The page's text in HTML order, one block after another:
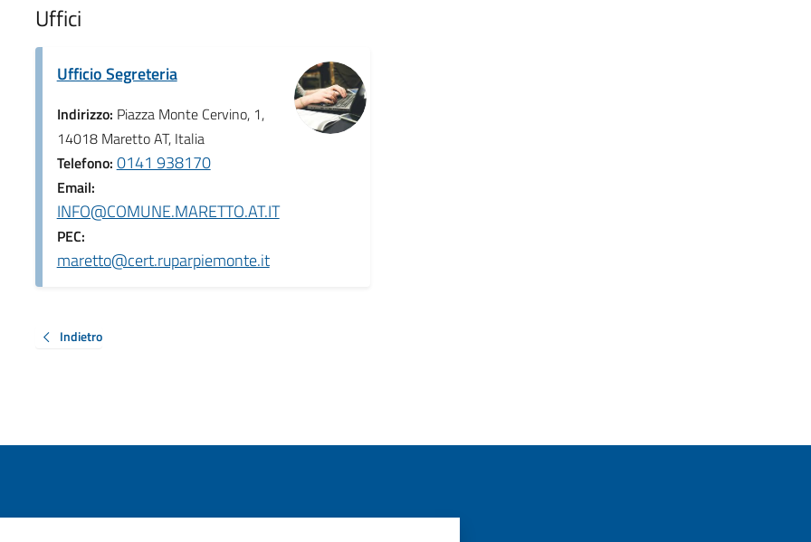
Uffici
Ufficio Segreteria
Indirizzo: Piazza Monte Cervino, 1,
14018 Maretto AT, Italia
Telefono: 0141 938170
Email:
INFO@COMUNE.MARETTO.AT.IT
PEC:
maretto@cert.ruparpiemonte.it
Indietro